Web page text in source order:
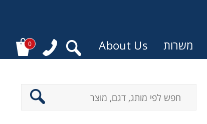
משרות About Us
0